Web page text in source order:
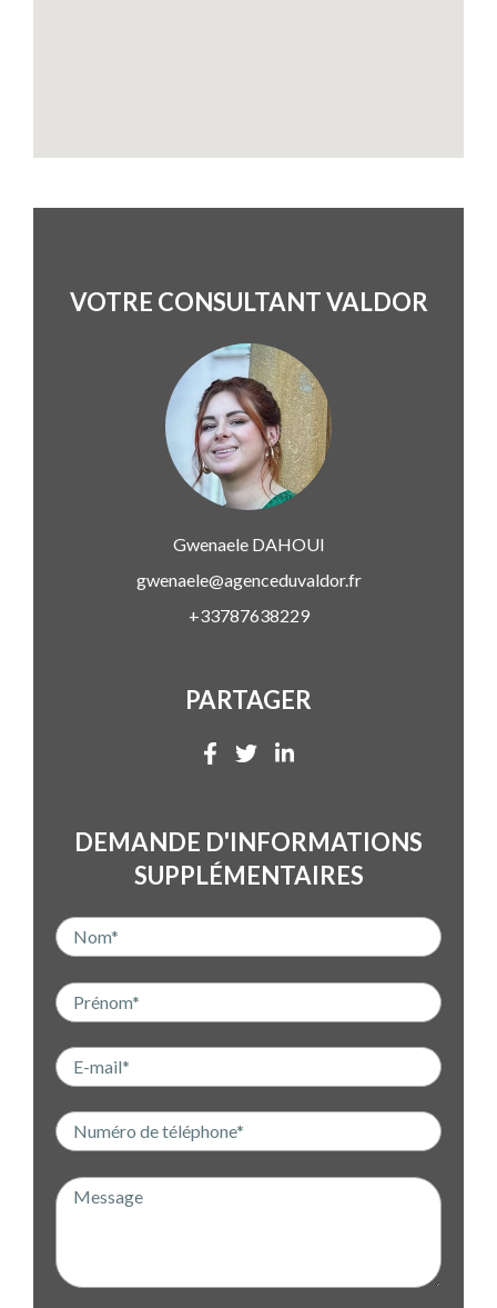
VOTRE CONSULTANT VALDOR
GwenaeleDAHOUI
gwenaele@agenceduvaldor.fr
+33787638229
PARTAGER
DEMANDE D'INFORMATIONS
SUPPLÉMENTAIRES